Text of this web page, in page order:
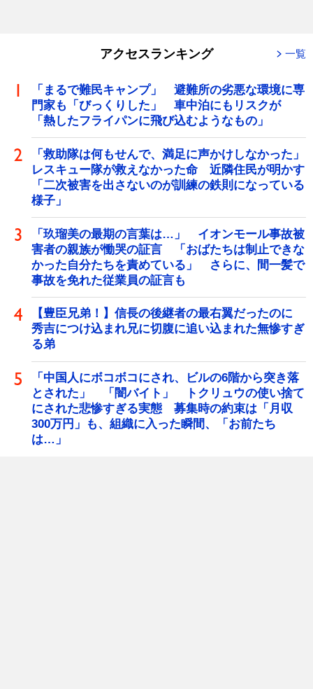
アクセスランキング 一覧
「まるで難民キャンプ」 避難所の劣悪な環境に専
門家も「びっくりした」 車中泊にもリスクが
「熱したフライパンに飛び込むようなもの」
「救助隊は何もせんで、満足に声かけしなかった」
レスキュー隊が救えなかった命 近隣住民が明かす
「二次被害を出さないのが訓練の鉄則になっている
様子」
「玖瑠美の最期の言葉は…」 イオンモール事故被
害者の親族が慟哭の証言 「おばたちは制止できな
かった自分たちを責めている」 さらに、間一髪で
事故を免れた従業員の証言も
【豊臣兄弟！】信長の後継者の最右翼だったのに
秀吉につけ込まれ兄に切腹に追い込まれた無惨すぎ
る弟
「中国人にボコボコにされ、ビルの6階から突き落
とされた」 「闇バイト」 トクリュウの使い捨て
にされた悲惨すぎる実態 募集時の約束は「月収
300万円」も、組織に入った瞬間、「お前たち
は…」